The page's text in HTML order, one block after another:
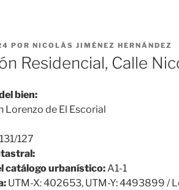
POR NICOLÁS JIMÉNEZ HERNÁNDEZ
Residencial, Calle
bien:
Lorenzo de El Escorial
127
catálogo urbanístico:A1-1
UTM-X: 402653, UTM-Y: 4493899 /